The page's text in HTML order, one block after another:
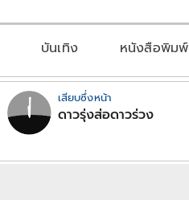
บันเทิง หนังสือพิมพ์
เสียบซึ่งหน้า
ดาวรุ่งส่อดาวร่วง